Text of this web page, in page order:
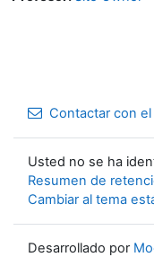
Contactar con
Usted no se ha
Resumen de
Cambiar al tema
Desarrollado por